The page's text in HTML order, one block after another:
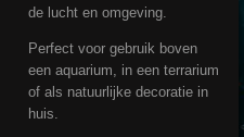
de lucht en omgeving.
Perfect voor gebruik boven
een aquarium, in een terrarium
of als natuurlijke decoratie in
huis.